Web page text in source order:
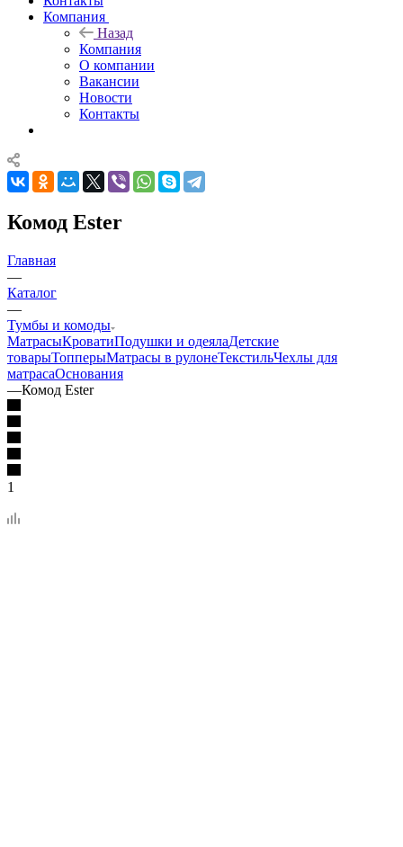
Компания
Назад
Компания
О компании
Вакансии
Новости
Контакты
Комод Ester
Главная
—
Каталог
—
Тумбы и комоды
МатрасыКроватиПодушки и одеялаДетские
товарыТопперыМатрасы в рулонеТекстильЧехлы для
матрасаОснования
—Комод Ester
1